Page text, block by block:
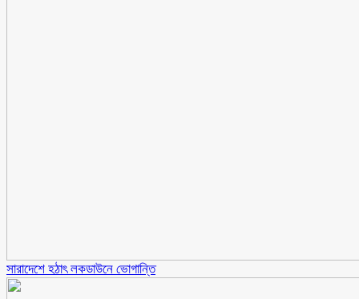
সারাদেশে হঠাৎ লকডাউনে ভোগান্তি